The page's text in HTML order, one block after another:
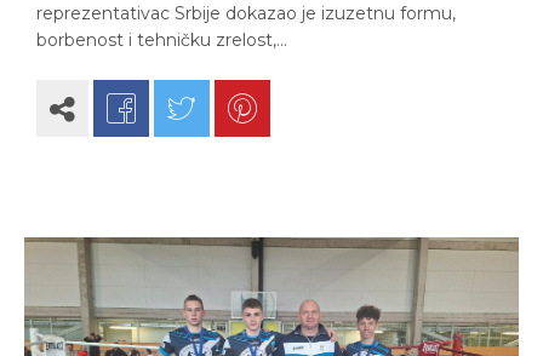
reprezentativac Srbije dokazao je izuzetnu formu,
borbenost i tehničku zrelost,…